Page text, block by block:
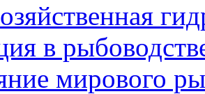
в
мирового